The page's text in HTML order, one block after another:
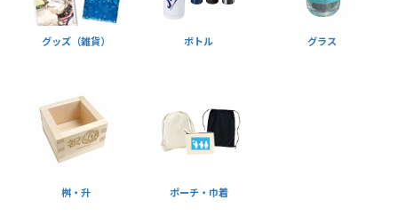
グッズ（雑貨） ボトル グラス
桝・升 ポーチ・巾着